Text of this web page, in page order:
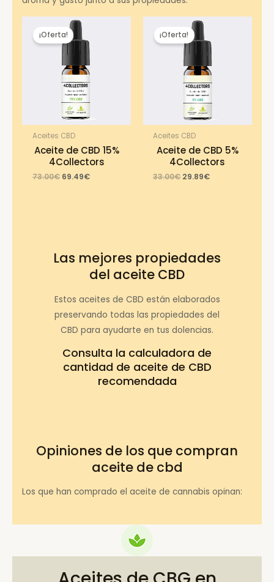
¡Oferta!
Aceites CBD
Aceite de CBD 15%
4Collectors
73.00€ Original
69.49€Current
¡Oferta!
Aceites CBD
Aceite de CBD 5%
4Collectors
33.00€ Original
29.89€Current
Las mejores propiedades
del aceite CBD
Estos aceites de CBD están elaborados
preservando todas las propiedades del
CBD para ayudarte en tus dolencias.
Consulta la calculadora de
cantidad de aceite de CBD
recomendada
Opiniones de los que compran
aceite de cbd
Los que han comprado el aceite de cannabis opinan: